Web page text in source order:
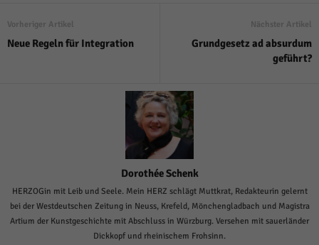
Vorheriger Artikel
Neue Regeln für Integration
Nächster Artikel
Grundgesetz ad absurdum
geführt?
Dorothée Schenk
HERZOGin mit Leib und Seele. Mein HERZ schlägt Muttkrat, Redakteurin gelernt
bei der Westdeutschen Zeitung in Neuss, Krefeld, Mönchengladbach und Magistra
Artium der Kunstgeschichte mit Abschluss in Würzburg. Versehen mit sauerländer
Dickkopf und rheinischem Frohsinn.